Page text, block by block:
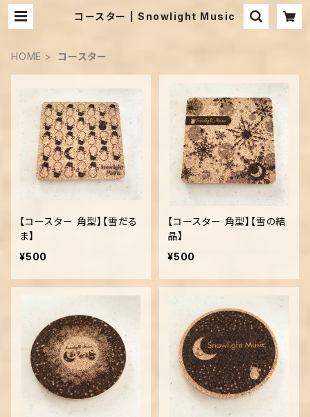
コースター | Snowlight Music
HOME コースター
【コースター 角型】【雪だる
ま】
¥500
【コースター 角型】【雪の結
晶】
¥500